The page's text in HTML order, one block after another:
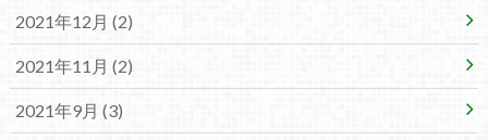
2021年12月 (2)
2021年11月 (2)
2021年9月 (3)